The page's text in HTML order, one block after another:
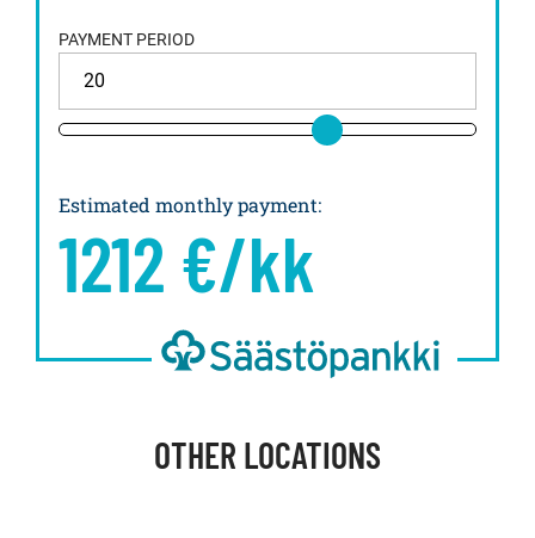
PAYMENT PERIOD
Estimated monthly payment:
1212 €/kk
OTHER LOCATIONS